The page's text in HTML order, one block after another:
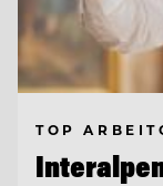
TOP